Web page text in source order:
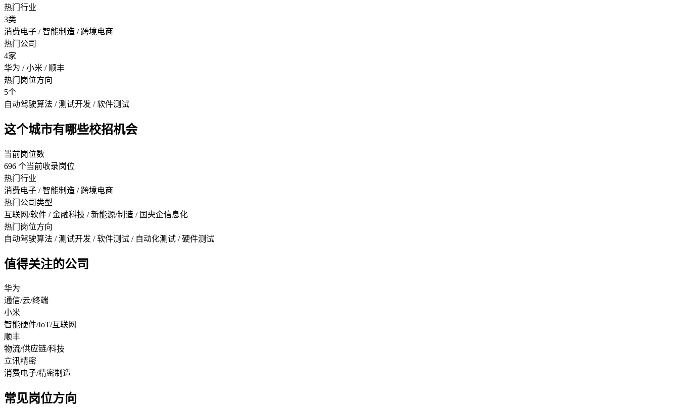
热门行业
3类
消费电子 / 智能制造 / 跨境电商
热门公司
4家
华为 / 小米 / 顺丰
热门岗位方向
5个
自动驾驶算法 / 测试开发 / 软件测试
这个城市有哪些校招机会
当前岗位数
696 个当前收录岗位
热门行业
消费电子 / 智能制造 / 跨境电商
热门公司类型
互联网/软件 / 金融科技 / 新能源/制造 / 国央企信息化
热门岗位方向
自动驾驶算法 / 测试开发 / 软件测试 / 自动化测试 / 硬件测试
值得关注的公司
华为
通信/云/终端
小米
智能硬件/IoT/互联网
顺丰
物流/供应链/科技
立讯精密
消费电子/精密制造
常见岗位方向